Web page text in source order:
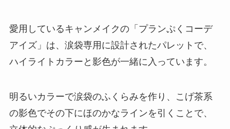
愛用しているキャンメイクの「プランぷくコーデ
アイズ」は、涙袋専用に設計されたパレットで、
ハイライトカラーと影色が一緒に入っています。
明るいカラーで涙袋のふくらみを作り、こげ茶系
の影色でその下にほのかなラインを引くことで、